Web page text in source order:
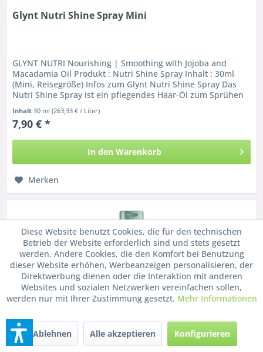
Glynt Nutri Shine Spray Mini
GLYNT NUTRI Nourishing | Smoothing with Jojoba and
Macadamia Oil Produkt : Nutri Shine Spray Inhalt : 30ml
(Mini, Reisegröße) Infos zum Glynt Nutri Shine Spray Das
Nutri Shine Spray ist ein pflegendes Haar-Öl zum Sprühen
Inhalt30 ml(263,33 € / Liter)
7,90 € *
In den Warenkorb
Merken
Glynt Refresh Shampoo
Diese Website benutzt Cookies, die für den technischen
Betrieb der Website erforderlich sind und stets gesetzt
werden. Andere Cookies, die den Komfort bei Benutzung
dieser Website erhöhen, Werbeanzeigen personalisieren, der
Direktwerbung dienen oder die Interaktion mit anderen
Websites und sozialen Netzwerken vereinfachen sollen,
werden nur mit Ihrer Zustimmung gesetzt. Mehr Informationen
Ablehnen Alle akzeptieren Konfigurieren